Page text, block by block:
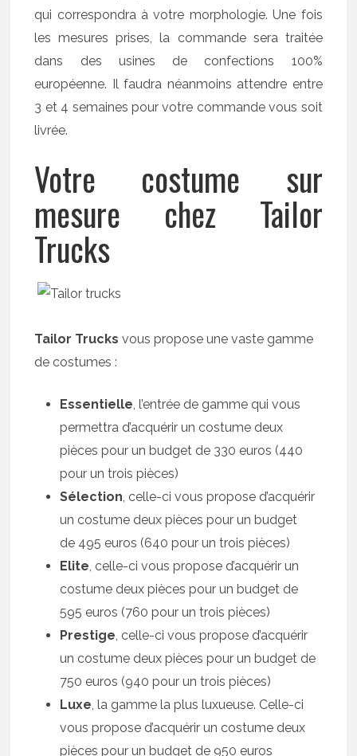
qui correspondra à votre morphologie. Une fois
les mesures prises, la commande sera traitée
dans des usines de confections 100%
européenne. Il faudra néanmoins attendre entre
3 et 4 semaines pour votre commande vous soit
livrée.
Votre costume sur
mesure chez Tailor
Trucks
Tailor Trucks vous propose une vaste gamme
de costumes :
Essentielle, l’entrée de gamme qui vous
permettra d’acquérir un costume deux
pièces pour un budget de 330 euros (440
pour un trois pièces)
Sélection, celle-ci vous propose d’acquérir
un costume deux pièces pour un budget
de 495 euros (640 pour un trois pièces)
Elite, celle-ci vous propose d’acquérir un
costume deux pièces pour un budget de
595 euros (760 pour un trois pièces)
Prestige, celle-ci vous propose d’acquérir
un costume deux pièces pour un budget de
750 euros (940 pour un trois pièces)
Luxe, la gamme la plus luxueuse. Celle-ci
vous propose d’acquérir un costume deux
pièces pour un budget de 950 euros